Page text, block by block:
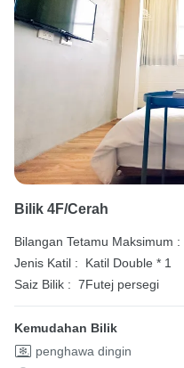
Bilik 4F/Cerah
Bilangan Tetamu Maksimum :
Jenis Katil :
Katil Double * 1
Saiz Bilik : 7Futej persegi
Kemudahan Bilik
penghawa dingin